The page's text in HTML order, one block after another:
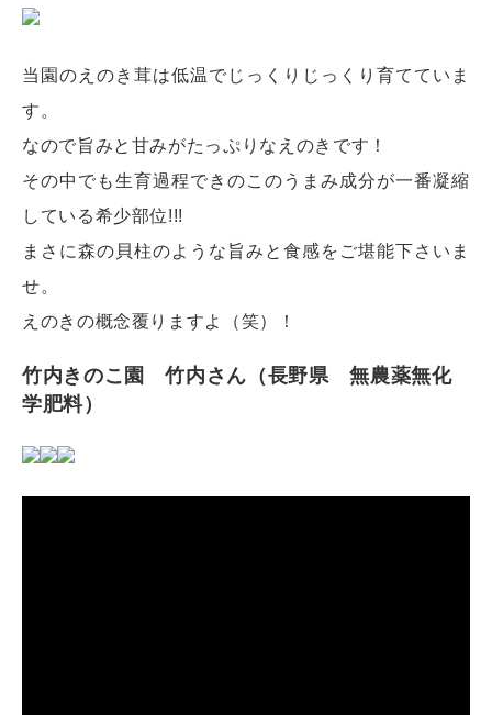
当園のえのき茸は低温でじっくりじっくり育てていま
す。
なので旨みと甘みがたっぷりなえのきです！
その中でも生育過程できのこのうまみ成分が一番凝縮
している希少部位!!!
まさに森の貝柱のような旨みと食感をご堪能下さいま
せ。
えのきの概念覆りますよ（笑）！
竹内きのこ園 竹内さん（長野県 無農薬無化
学肥料）